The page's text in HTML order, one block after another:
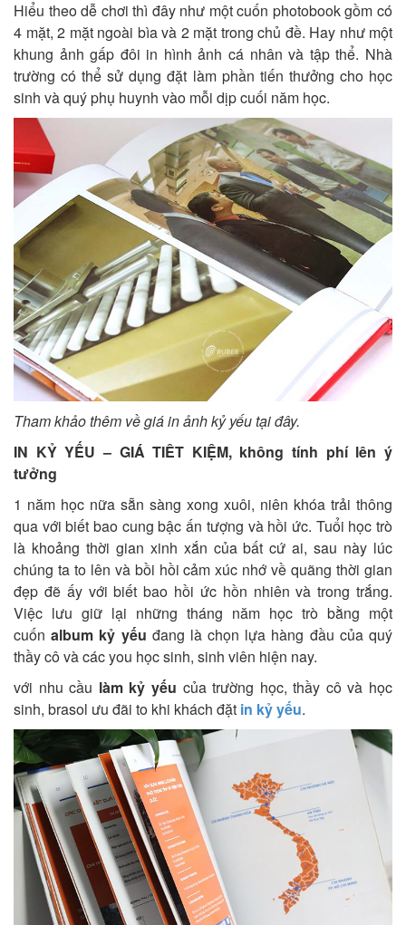
Hiểu theo dễ chơi thì đây như một cuốn photobook gồm có
4 mặt, 2 mặt ngoài bìa và 2 mặt trong chủ đề. Hay như một
khung ảnh gấp đôi in hình ảnh cá nhân và tập thể. Nhà
trường có thể sử dụng đặt làm phần tiến thưởng cho học
sinh và quý phụ huynh vào mỗi dịp cuối năm học.
Tham khảo thêm về giá in ảnh kỷ yếu tại đây.
IN KỶ YẾU – GIÁ TIÊT KIỆM, không tính phí lên ý
tưởng
1 năm học nữa sẵn sàng xong xuôi, niên khóa trải thông
qua với biết bao cung bậc ấn tượng và hồi ức. Tuổi học trò
là khoảng thời gian xinh xắn của bất cứ ai, sau này lúc
chúng ta to lên và bồi hồi cảm xúc nhớ về quãng thời gian
đẹp đẽ ấy với biết bao hồi ức hồn nhiên và trong trắng.
Việc lưu giữ lại những tháng năm học trò bằng một
cuốnalbum kỷ yếu đang là chọn lựa hàng đầu của quý
thầy cô và các you học sinh, sinh viên hiện nay.
với nhu cầu làm kỷ yếu của trường học, thầy cô và học
sinh, brasol ưu đãi to khi khách đặt in kỷ yếu.